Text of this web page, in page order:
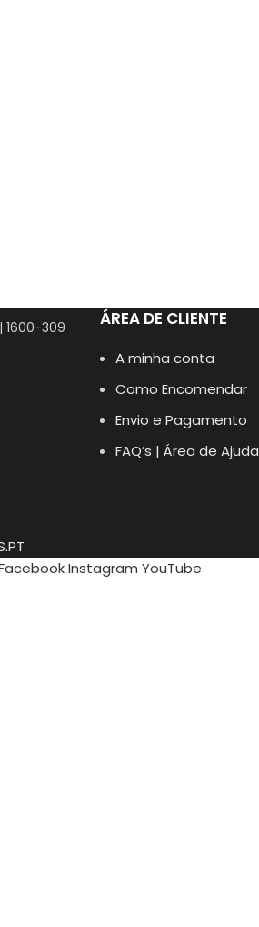
1600-309
ÁREA DE CLIENTE
A minha conta
Como Encomendar
Envio e Pagamento
FAQ’s | Área de Ajuda
Instagram YouTube